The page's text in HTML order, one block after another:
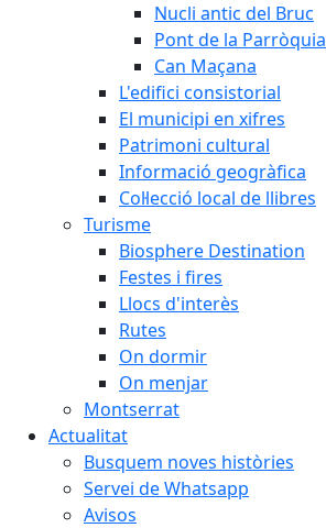
Nucli antic del Bruc
Pont de la Parròquia
Can Maçana
L'edifici consistorial
El municipi en xifres
Patrimoni cultural
Informació geogràfica
Col·lecció local de llibres
Turisme
Biosphere Destination
Festes i fires
Llocs d'interès
Rutes
On dormir
On menjar
Montserrat
Actualitat
Busquem noves històries
Servei de Whatsapp
Avisos